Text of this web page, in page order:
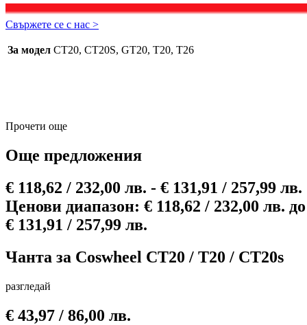
Свържете се с нас >
За модел CT20, CT20S, GT20, T20, T26
Прочети още
Още предложения
€ 118,62 / 232,00 лв. - € 131,91 / 257,99 лв.
Ценови диапазон: € 118,62 / 232,00 лв. до
€ 131,91 / 257,99 лв.
Чантa за Coswheel CT20 / T20 / CT20s
разгледай
€ 43,97 / 86,00 лв.